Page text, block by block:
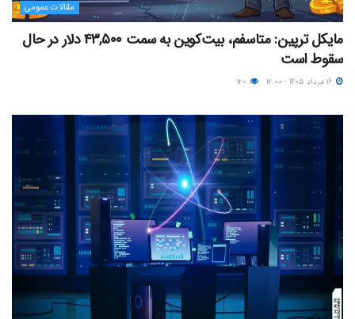
مقالات عمومی
مایکل ترپین: متاسفم، بیت‌کوین به سمت ۴۳,۵۰۰ دلار در حال
سقوط است